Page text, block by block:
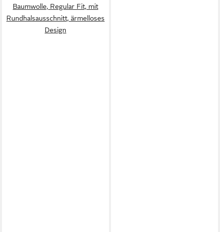
Baumwolle, Regular Fit, mit
Rundhalsausschnitt, ärmelloses
Design